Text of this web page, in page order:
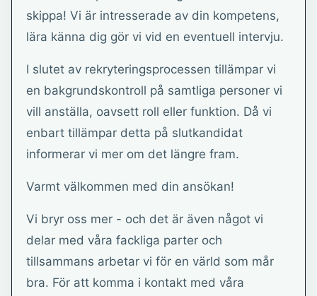
skippa! Vi är intresserade av din kompetens,
lära känna dig gör vi vid en eventuell intervju.
I slutet av rekryteringsprocessen tillämpar vi
en bakgrundskontroll på samtliga personer vi
vill anställa, oavsett roll eller funktion. Då vi
enbart tillämpar detta på slutkandidat
informerar vi mer om det längre fram.
Varmt välkommen med din ansökan!
Vi bryr oss mer - och det är även något vi
delar med våra fackliga parter och
tillsammans arbetar vi för en värld som mår
bra. För att komma i kontakt med våra